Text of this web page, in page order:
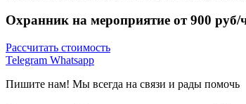
Охранник на мероприятие от 900 руб/
Рассчитать стоимость
Telegram Whatsapp
Пишите нам! Мы всегда на связи и рады помочь